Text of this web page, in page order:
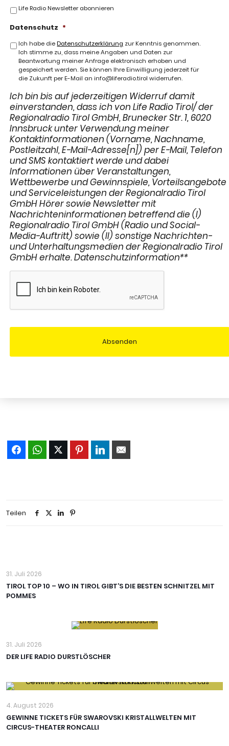
Life Radio Newsletter abonnieren
Datenschutz *
Ich habe dieDatenschutzerklärung zur Kenntnis genommen.
Ich stimme zu, dass meine Angaben und Daten zur
Beantwortung meiner Anfrage elektronisch erhoben und
gespeichert werden. Sie können Ihre Einwilligung jederzeit für
die Zukunft per E-Mail an info@liferadio.tirol widerrufen.
Ich bin bis auf jederzeitigen Widerruf damit
einverstanden, dass ich von Life Radio Tirol/ der
Regionalradio Tirol GmbH, Brunecker Str. 1, 6020
Innsbruck unter Verwendung meiner
Kontaktinformationen (Vorname, Nachname,
Postleitzahl, E-Mail-Adresse[n]) per E-Mail, Telefon
und SMS kontaktiert werde und dabei
Informationen über Veranstaltungen,
Wettbewerbe und Gewinnspiele, Vorteilsangebote
und Serviceleistungen der Regionalradio Tirol
GmbH Hörer sowie Newsletter mit
Nachrichteninformationen betreffend die (I)
Regionalradio Tirol GmbH (Radio und Social-
Media-Auftritt) sowie (II) sonstige Nachrichten-
und Unterhaltungsmedien der Regionalradio Tirol
GmbH erhalte. Datenschutzinformation**
Teilen
31. Juli 2026
TIROL TOP 10 – WO IN TIROL GIBT’S DIE BESTEN SCHNITZEL MIT
POMMES
31. Juli 2026
DER LIFE RADIO DURSTLÖSCHER
4. August 2026
GEWINNE TICKETS FÜR SWAROVSKI KRISTALLWELTEN MIT
CIRCUS-THEATER RONCALLI